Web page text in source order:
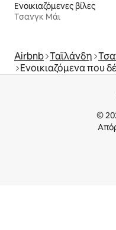
Ενοικιαζόμενες βίλες
Τσανγκ Μάι
Airbnb Ταϊλάνδη
Ενοικιαζόμενα που
©